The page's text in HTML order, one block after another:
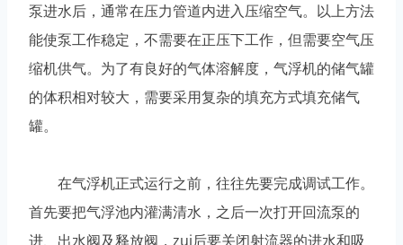
泵进水后，通常在压力管道内进入压缩空气。以上方法
能使泵工作稳定，不需要在正压下工作，但需要空气压
缩机供气。为了有良好的气体溶解度，气浮机的储气罐
的体积相对较大，需要采用复杂的填充方式填充储气
罐。
在气浮机正式运行之前，往往先要完成调试工作。
首先要把气浮池内灌满清水，之后一次打开回流泵的
进、出水阀及释放阀，zui后要关闭射流器的进水和吸